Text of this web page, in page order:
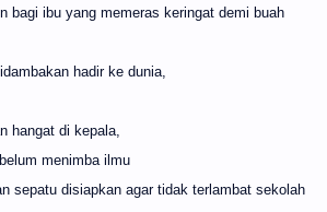
bagi ibu yang memeras keringat demi buah
hadir ke dunia,
hangat di kepala,
menimba ilmu
sepatu disiapkan agar tidak terlambat sekolah